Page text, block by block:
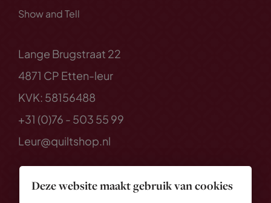
Deze website maakt gebruik van cookies
Show and Tell
Lange Brugstraat 22
4871 CP Etten-leur
KVK: 58156488
+31 (0)76 - 503 55 99
Leur@quiltshop.nl